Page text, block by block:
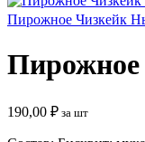
Пирожное Чизкейк
190,00 ₽ за шт